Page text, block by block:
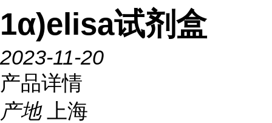
1α)elisa试剂盒
2023-11-20
产品详情
产地
上海